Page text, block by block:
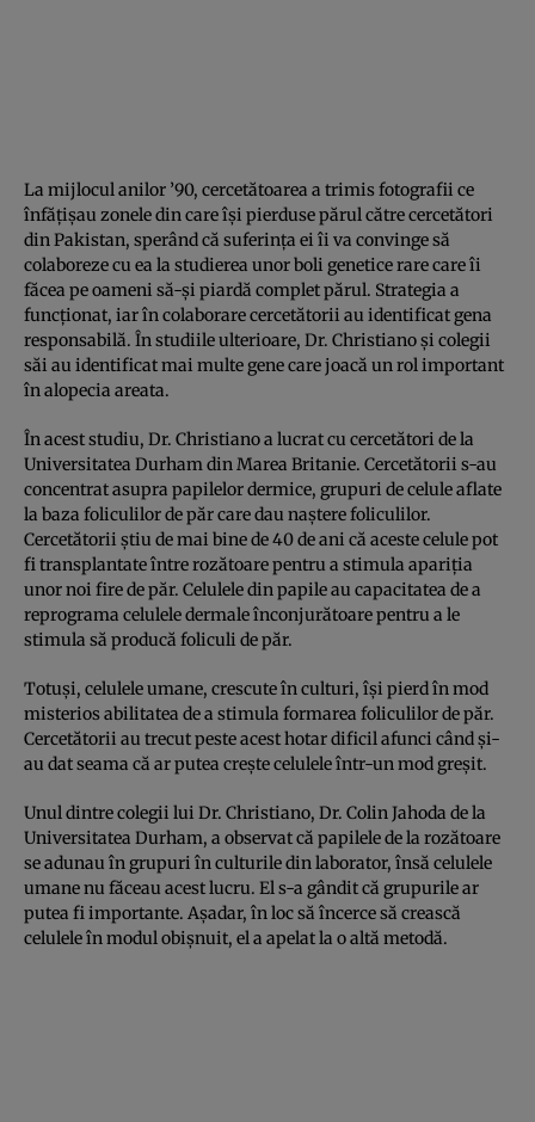
La mijlocul anilor ’90, cercetătoarea a trimis fotografii ce
înfăţişau zonele din care îşi pierduse părul către cercetători
din Pakistan, sperând că suferinţa ei îi va convinge să
colaboreze cu ea la studierea unor boli genetice rare care îi
făcea pe oameni să-şi piardă complet părul. Strategia a
funcţionat, iar în colaborare cercetătorii au identificat gena
responsabilă. În studiile ulterioare, Dr. Christiano şi colegii
săi au identificat mai multe gene care joacă un rol important
în alopecia areata.
În acest studiu, Dr. Christiano a lucrat cu cercetători de la
Universitatea Durham din Marea Britanie. Cercetătorii s-au
concentrat asupra papilelor dermice, grupuri de celule aflate
la baza foliculilor de păr care dau naştere foliculilor.
Cercetătorii ştiu de mai bine de 40 de ani că aceste celule pot
fi transplantate între rozătoare pentru a stimula apariţia
unor noi fire de păr. Celulele din papile au capacitatea de a
reprograma celulele dermale înconjurătoare pentru a le
stimula să producă foliculi de păr.
Totuşi, celulele umane, crescute în culturi, îşi pierd în mod
misterios abilitatea de a stimula formarea foliculilor de păr.
Cercetătorii au trecut peste acest hotar dificil afunci când şi-
au dat seama că ar putea creşte celulele într-un mod greşit.
Unul dintre colegii lui Dr. Christiano, Dr. Colin Jahoda de la
Universitatea Durham, a observat că papilele de la rozătoare
se adunau în grupuri în culturile din laborator, însă celulele
umane nu făceau acest lucru. El s-a gândit că grupurile ar
putea fi importante. Aşadar, în loc să încerce să crească
celulele în modul obişnuit, el a apelat la o altă metodă.